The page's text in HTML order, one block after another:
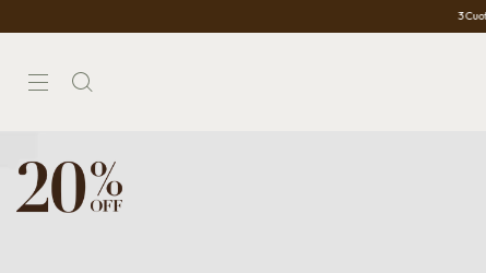
3 Cuotas Sin Interés